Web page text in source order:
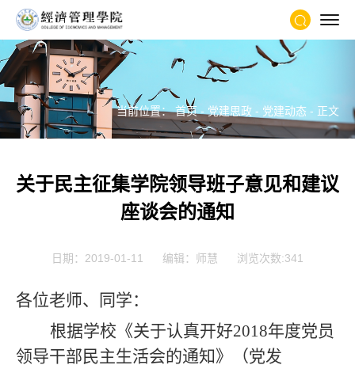
当前位置：首页- 党建思政 - 党建动态 - 正文
关于民主征集学院领导班子意见和建议
座谈会的通知
日期：2019-01-11 编辑：师慧 浏览次数:341
各位老师、同学：
根据学校《关于认真开好2018年度党员
领导干部民主生活会的通知》（党发